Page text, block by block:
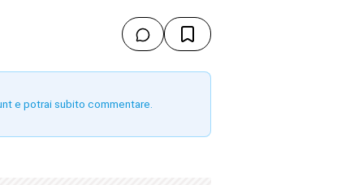
e potrai subito commentare.